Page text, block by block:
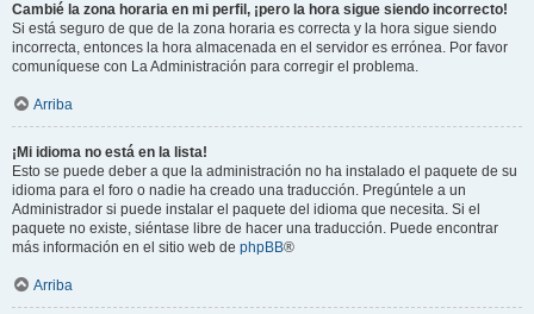
Cambié la zona horaria en mi perfil, ¡pero la hora sigue siendo incorrecto!
Si está seguro de que de la zona horaria es correcta y la hora sigue siendo
incorrecta, entonces la hora almacenada en el servidor es errónea. Por favor
comuníquese con La Administración para corregir el problema.
Arriba
¡Mi idioma no está en la lista!
Esto se puede deber a que la administración no ha instalado el paquete de su
idioma para el foro o nadie ha creado una traducción. Pregúntele a un
Administrador si puede instalar el paquete del idioma que necesita. Si el
paquete no existe, siéntase libre de hacer una traducción. Puede encontrar
más información en el sitio web de phpBB®
Arriba